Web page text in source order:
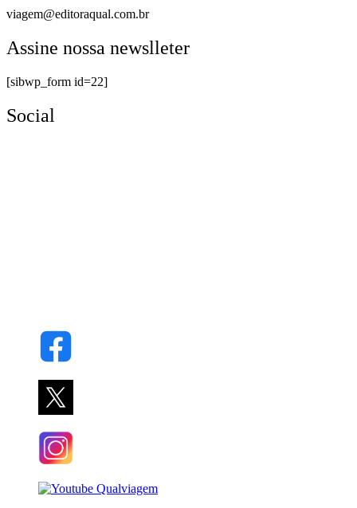
viagem@editoraqual.com.br
Assine nossa newslleter
[sibwp_form id=22]
Social